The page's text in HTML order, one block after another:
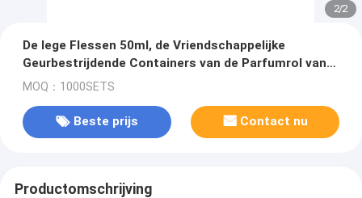
2/2
De lege Flessen 50ml, de Vriendschappelijke
Geurbestrijdende Containers van de Parfumrol van
Eco
MOQ：1000SETS
Beste prijs Contact nu
Productomschrijving